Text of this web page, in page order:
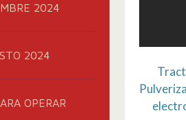
2024
2024
OPERAR